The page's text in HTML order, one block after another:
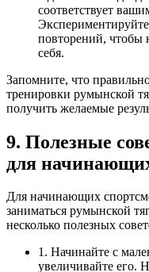
соответствует
повторений, чтобы
себя.
Запомните, что
тренировки румынской
получить желаемые
9. Полезные
для
Для начинающих
заниматься румынской
несколько полезных
1. Начинайте с
увеличивайте его.